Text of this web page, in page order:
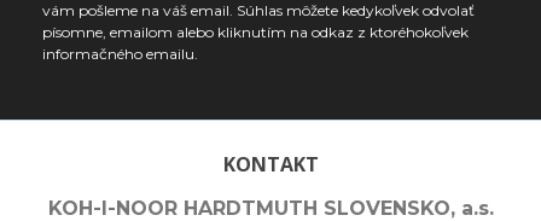
vám pošleme na váš email. Súhlas môžete kedykoľvek odvolať
písomne, emailom alebo kliknutím na odkaz z ktoréhokoľvek
informačného emailu.
KONTAKT
KOH-I-NOOR HARDTMUTH SLOVENSKO, a.s.